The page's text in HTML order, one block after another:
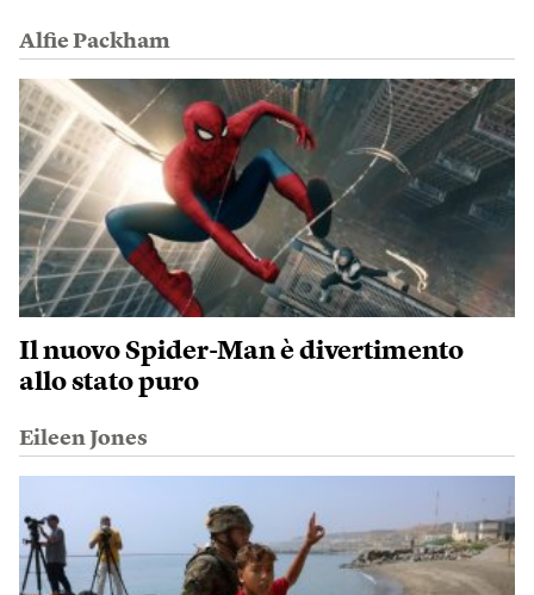
Alfie Packham
Il nuovo Spider-Man è divertimento
allo stato puro
Eileen Jones